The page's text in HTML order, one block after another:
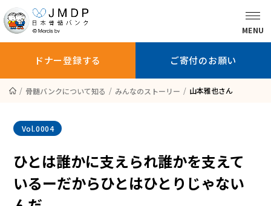
MENU
ドナー登録する ご寄付のお願い
ついて知る
ドナー登録する ご寄付のお願い
骨髄バンクについて知る みんなのストーリー 山本雅也さん
Vol.0004
ひとは誰かに支えられ誰かを支えて
いるーだからひとはひとりじゃない